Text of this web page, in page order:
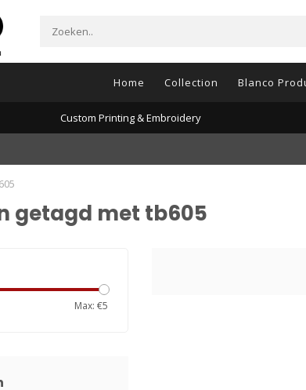
Home Collection Blanco
Custom Printing & Embroidery
getagd met tb605
Max: €5